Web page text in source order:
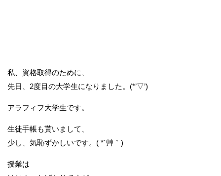
私、資格取得のために、
先日、2度目の大学生になりました。(*’▽’)
アラフィフ大学生です。
生徒手帳も貰いまして、
少し、気恥ずかしいです。( *´艸｀)
授業は